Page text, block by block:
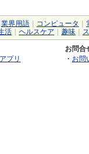
業界用語 コンピュータ
活 ヘルスケア 趣味
プリ
お問合
・ お問